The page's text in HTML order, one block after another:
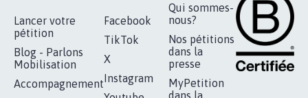
Lancer votre
pétition
Blog - Parlons
Mobilisation
Accompagnement
Facebook
TikTok
X
Instagram
Qui sommes-
nous?
Nos pétitions
dans la
presse
MyPetition
dans la